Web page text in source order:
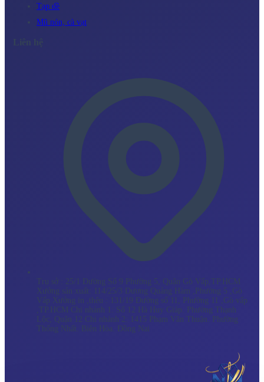
Tạp dề
Mũ nón, cà vạt
Trụ sở : 25/1 Đường Số 9 Phường 5, Quận Gò Vấp,TP.HCM
Xưởng sản xuất: 114/25/3 Dương Quảng Hàm ,Phường 5 ,Gò
Vấp Xưởng in ,thêu : 131/19 Đường số 11, Phường 11 ,Gò vấp
,TP.HCM Chi nhánh 1: Số 12 Hà Huy Giáp. Phường Thạnh
Lộc, Quận 12 Chi nhánh 2: 1415 Phạm Văn Thuận. Phường
Thống Nhất. Biên Hòa. Đồng Nai